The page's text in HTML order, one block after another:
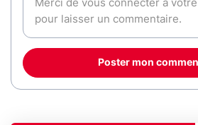
Poster mon